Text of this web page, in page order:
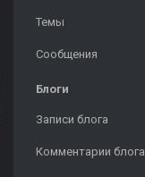
Темы
Сообщения
Блоги
Записи блога
Комментарии блога